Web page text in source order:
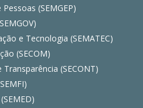
(SEMGEP)
e Tecnologia (SEMATEC)
(SECOM)
(SECONT)